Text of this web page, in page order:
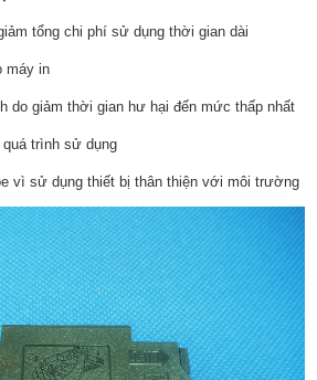
tổng chi phí sử dụng thời gian dài
máy in
do giảm thời gian hư hại đến mức thấp nhất
trình sử dụng
vì sử dụng thiết bị thân thiện với môi trường